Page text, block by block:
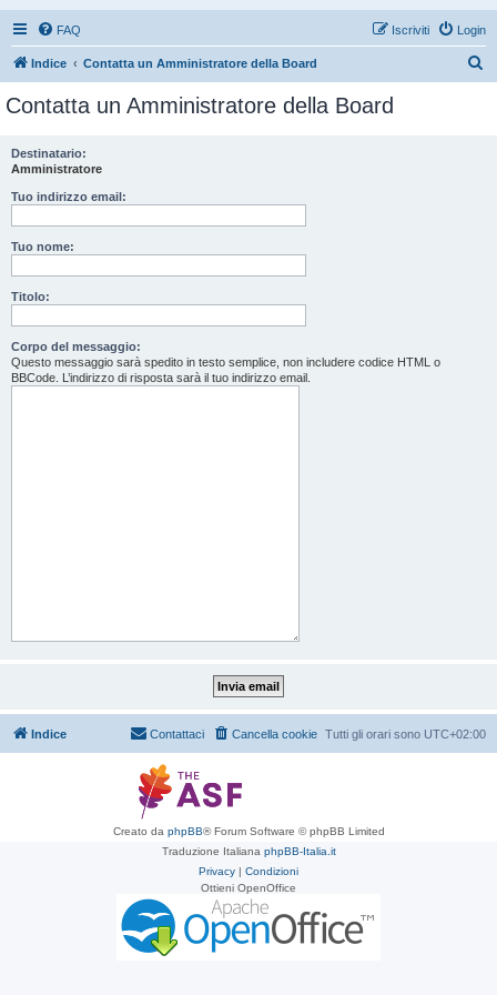
FAQ Login
Iscriviti
Indice Contatta un Amministratore della Board
Contatta un Amministratore della Board
Destinatario:
Amministratore
Tuo indirizzo email:
Tuo nome:
Titolo:
Corpo del messaggio:
Questo messaggio sarà spedito in testo semplice, non includere codice HTML o
BBCode. L’indirizzo di risposta sarà il tuo indirizzo email.
Indice Tutti gli orari sono UTC+02:00
Cancella cookie
Contattaci
Creato da phpBB® Forum Software © phpBB Limited
Traduzione Italiana phpBB-Italia.it
Privacy | Condizioni
Ottieni OpenOffice